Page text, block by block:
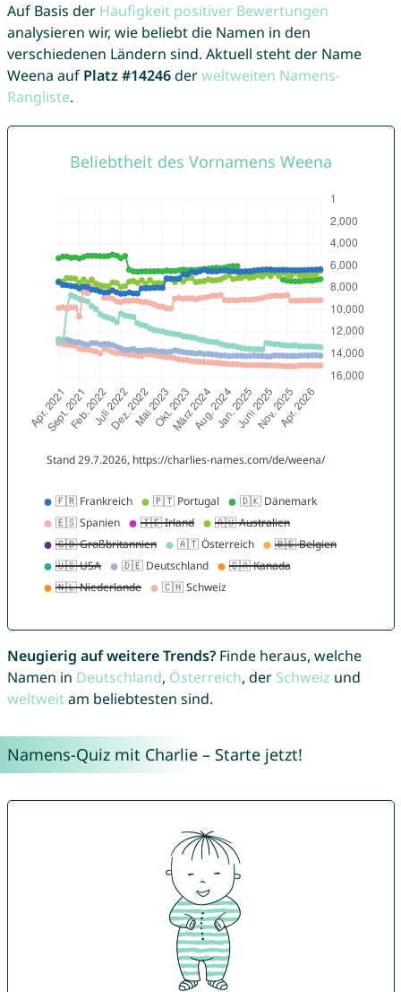
Auf Basis der Häufigkeit positiver Bewertungen
analysieren wir, wie beliebt die Namen in den
verschiedenen Ländern sind. Aktuell steht der Name
Weena auf Platz #14246derweltweiten Namens-
Rangliste.
Neugierig auf weitere Trends?Finde heraus, welche
Namen in Deutschland, Österreich, der Schweiz und
weltweitam beliebtesten sind.
Namens-Quiz mit Charlie – Starte jetzt!